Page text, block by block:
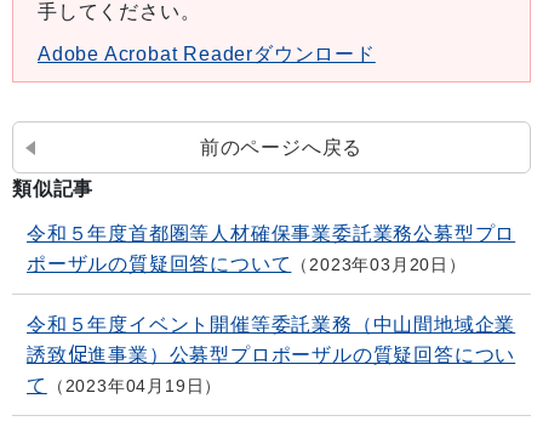
手してください。
Adobe Acrobat Readerダウンロード
前のページへ戻る
類似記事
令和５年度首都圏等人材確保事業委託業務公募型プロ
ポーザルの質疑回答について
2023年03月20日
令和５年度イベント開催等委託業務（中山間地域企業
誘致促進事業）公募型プロポーザルの質疑回答につい
て
2023年04月19日